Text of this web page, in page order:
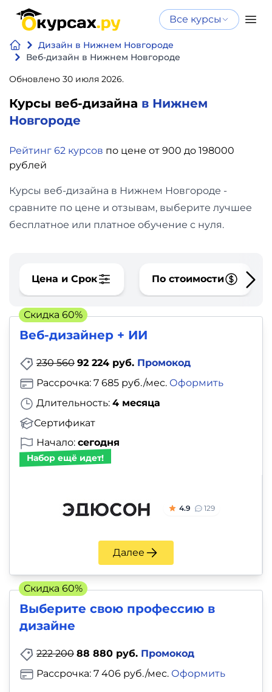
Все курсы
Дизайн в Нижнем Новгороде
Веб-дизайн в Нижнем Новгороде
Обновлено 30 июля 2026.
Курсы веб-дизайна в Нижнем
Новгороде
Рейтинг 62 курсов по цене от 900 до 198000
рублей
Курсы веб-дизайна в Нижнем Новгороде -
сравните по цене и отзывам, выберите лучшее
бесплатное или платное обучение с нуля.
Цена и Срок По стоимости
Веб-дизайнер + ИИ
230 560 92 224 руб. Промокод
Длительность: 4 месяца
Сертификат
Рассрочка: 7 685 руб./мес. Оформить
Начало: сегодня
Набор ещё идет!
4.9 129
Далее
Скидка 60%
Выберите свою профессию в
дизайне
222 200 88 880 руб. Промокод
Рассрочка: 7 406 руб./мес. Оформить
Скидка 60%
Нейросеть
и ИИ
Бизнес
финансы
Дизайн
Аналитика
фото,
аудио
Маркетинг
Иностранный
язык
Для
детей
Красота,
фитнес
саморазвитие
Прочее
Репетиторы
Нейросеть и ИИ
интеллекту